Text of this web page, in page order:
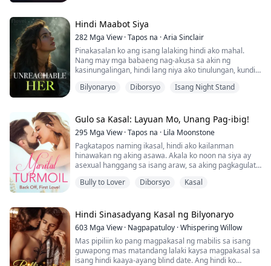
nagmamakaawa na bumalik sa kanya. Ngunit sa k...
Hindi Maabot Siya
282 Mga View·Tapos na ·Aria Sinclair
Pinakasalan ko ang isang lalaking hindi ako mahal.
Nang may mga babaeng nag-akusa sa akin ng
kasinungalingan, hindi lang niya ako tinulungan, kundi
Lubos akong nadismaya sa kanya at hiniwalayan ko
tatay ko na ipapamana niya sa akin ang bilyon-bilyong
ari-arian, at ang nanay at lola ko ay...
Bilyonaryo Diborsyo Isang Night Stand
Gulo sa Kasal: Layuan Mo, Unang Pag-ibig!
295 Mga View·Tapos na · Lila Moonstone
Pagkatapos naming ikasal, hindi ako kailanman
hinawakan ng aking asawa. Akala ko noon na siya ay
asexual hanggang sa isang araw, sa aking pagkagulat,
Ang mas ikinagulat ko pa ay ang taong karelasyon niya
ay ang kanyang kapatid na babae!
Sa sandaling iyon, parang binuhusan...
Bully to Lover Diborsyo Kasal
Hindi Sinasadyang Kasal ng Bilyonaryo
603 Mga View· Nagpapatuloy ·Whispering Willow
Mas pipiliin ko pang magpakasal ng mabilis sa isang
guwapong mas matandang lalaki kaysa magpakasal sa
isang hindi kaaya-ayang blind date. Ang hindi ko